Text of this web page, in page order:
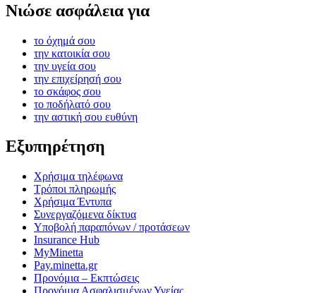
Νιώσε ασφάλεια για
το όχημά σου
την κατοικία σου
την υγεία σου
την επιχείρησή σου
το σκάφος σου
το ποδήλατό σου
την αστική σου ευθύνη
Εξυπηρέτηση
Χρήσιμα τηλέφωνα
Τρόποι πληρωμής
Χρήσιμα Έντυπα
Συνεργαζόμενα δίκτυα
Υποβολή παραπόνων / προτάσεων
Insurance Hub
MyMinetta
Pay.minetta.gr
Προνόμια – Εκπτώσεις